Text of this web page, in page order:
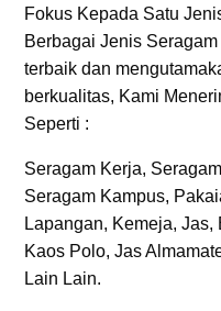
Fokus Kepada Satu
Berbagai Jenis
terbaik dan
berkualitas, Kami
Seperti :
Seragam Kerja,
Seragam Kampus,
Lapangan, Kemeja,
Kaos Polo, Jas
Lain Lain.